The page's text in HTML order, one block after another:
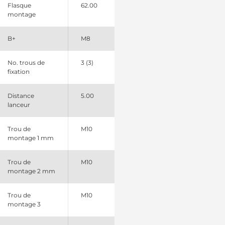
Fiat
Fiat
Flasque
montage
62.00
B+ M8
No. trous de
fixation
3 (3)
Distance
lanceur
5.00
Trou de
montage 1 mm
M10
Trou de
montage 2 mm
M10
Trou de
montage 3
M10